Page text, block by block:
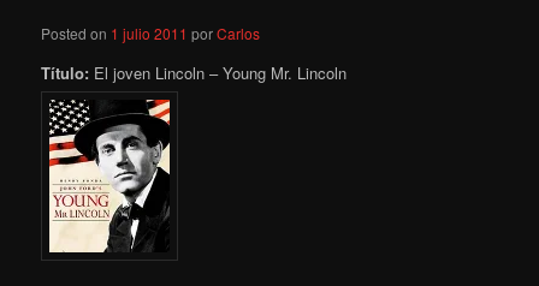
Posted on 1 julio 2011 porCarlos
Título: El joven Lincoln – Young Mr. Lincoln